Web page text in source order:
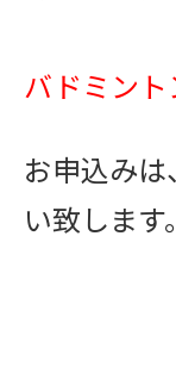
バドミント
お申込み
い致します。